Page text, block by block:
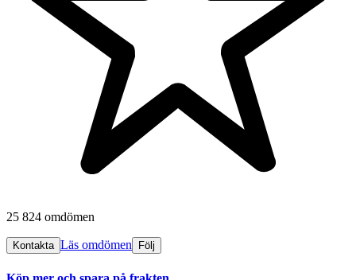
25 824 omdömen
Kontakta Läs omdömen Följ